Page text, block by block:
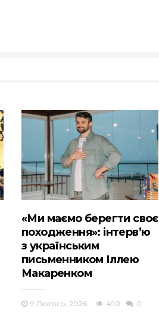
«Ми маємо берегти своє
походження»: інтервʼю
з українським
письменником Іллею
Макаренком
9 Лютого, 2026 490 0